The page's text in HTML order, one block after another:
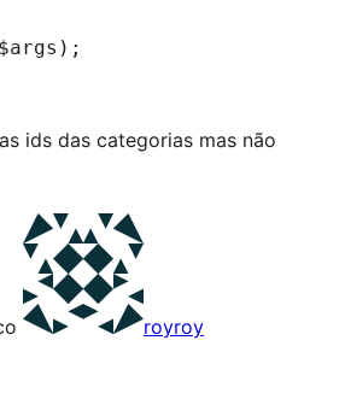
ids das categorias mas não
royroy